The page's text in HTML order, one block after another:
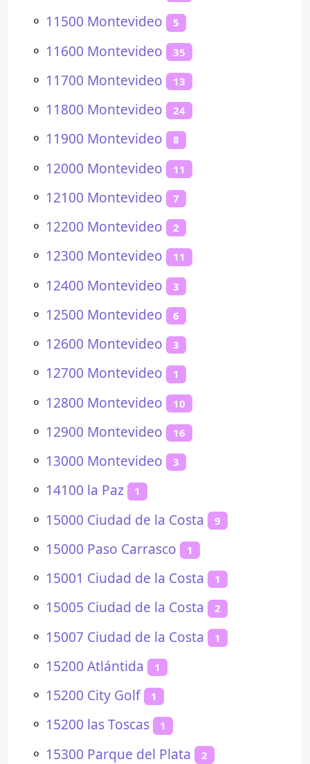
⚬ 11500 Montevideo 5
⚬ 11600 Montevideo 35
⚬ 11700 Montevideo 13
⚬ 11800 Montevideo 24
⚬ 11900 Montevideo 8
⚬ 12000 Montevideo 11
⚬ 12100 Montevideo 7
⚬ 12200 Montevideo 2
⚬ 12300 Montevideo 11
⚬ 12400 Montevideo 3
⚬ 12500 Montevideo 6
⚬ 12600 Montevideo 3
⚬ 12700 Montevideo 1
⚬ 12800 Montevideo 10
⚬ 12900 Montevideo 16
⚬ 13000 Montevideo 3
⚬ 14100 la Paz 1
⚬ 15000 Ciudad de la Costa 9
⚬ 15000 Paso Carrasco 1
⚬ 15001 Ciudad de la Costa 1
⚬ 15005 Ciudad de la Costa 2
⚬ 15007 Ciudad de la Costa 1
⚬ 15200 Atlántida 1
⚬ 15200 City Golf 1
⚬ 15200 las Toscas 1
⚬ 15300 Parque del Plata 2